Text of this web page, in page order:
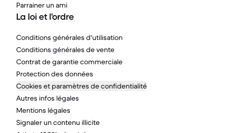
Parrainer un ami
La loi et l'ordre
Conditions générales d'utilisation
Conditions générales de vente
Contrat de garantie commerciale
Protection des données
Cookies et paramètres de confidentialité
Autres infos légales
Mentions légales
Signaler un contenu illicite